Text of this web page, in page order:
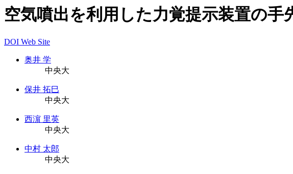
空気噴出を利用した力覚提示装置の手
DOI Web Site
奥井 学
中央大
保井 拓巳
中央大
西濵 里英
中央大
中村 太郎
中央大